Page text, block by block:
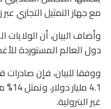
مع جهاز التمثيل التجاري
وأضاف البيان، أن الولايات
دول العالم المستوردة
ووفقا للبيان، فإن صادرات
4.1
غير البترولية.